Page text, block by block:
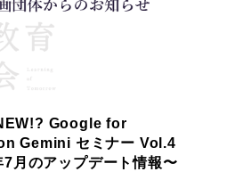
Google for
Gemini セミナー Vol.4
7月のアップデート情報〜